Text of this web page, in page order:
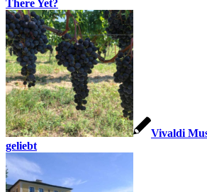
There Yet?
Vivaldi
geliebt